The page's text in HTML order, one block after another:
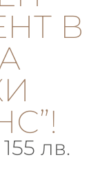
В
лв.